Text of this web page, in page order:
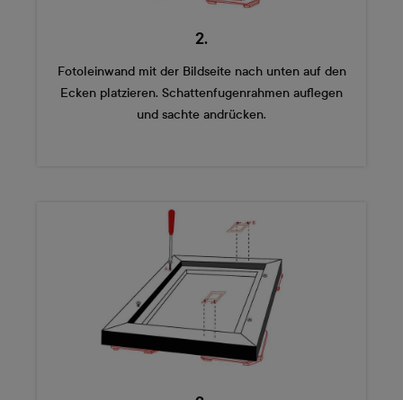
2.
Fotoleinwand mit der Bildseite nach unten auf den
Ecken platzieren. Schattenfugenrahmen auflegen
und sachte andrücken.